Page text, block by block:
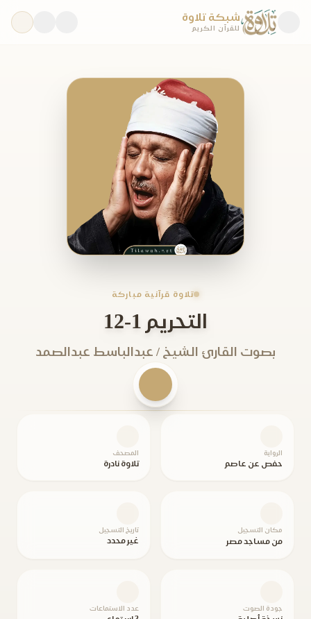
شبكة تلاوة
للقرآن الكريم
تلاوة قرآنية مباركة
التحريم 1-12
بصوت القارئ الشيخ / عبدالباسط عبدالصمد
الرواية
حفص عن عاصم
المصحف
تلاوة نادرة
مكان التسجيل
من مساجد مصر
تاريخ التسجيل
غير محدد
جودة الصوت عدد الاستماعات